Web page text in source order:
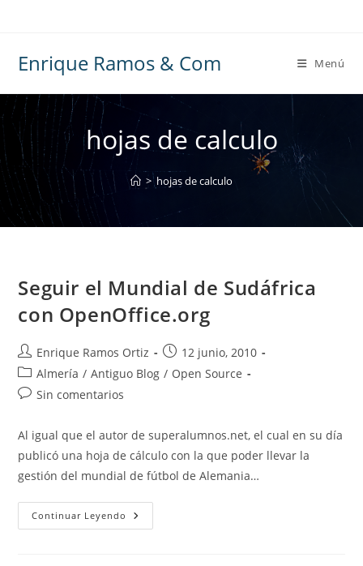
Enrique Ramos & Com Menú
hojas de calculo
> hojas de calculo
Seguir el Mundial de Sudáfrica
con OpenOffice.org
Autor
de
la
entrada:
Enrique Ramos Ortiz
Publicación
de
12 junio, 2010
Categoría
de
Almería / Antiguo Blog / Open Source
Comentarios
la
entrada:
Sin comentarios
Al igual que el autor de superalumnos.net, el cual en su día
publicó una hoja de cálculo con la que poder llevar la
gestión del mundial de fútbol de Alemania…
Continuar Leyendo Seguir
El